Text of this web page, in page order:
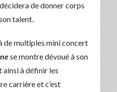
de donner corps
talent.
de multiples mini concert
se montre dévoué à son
ainsi à définir les
carrière et c’est